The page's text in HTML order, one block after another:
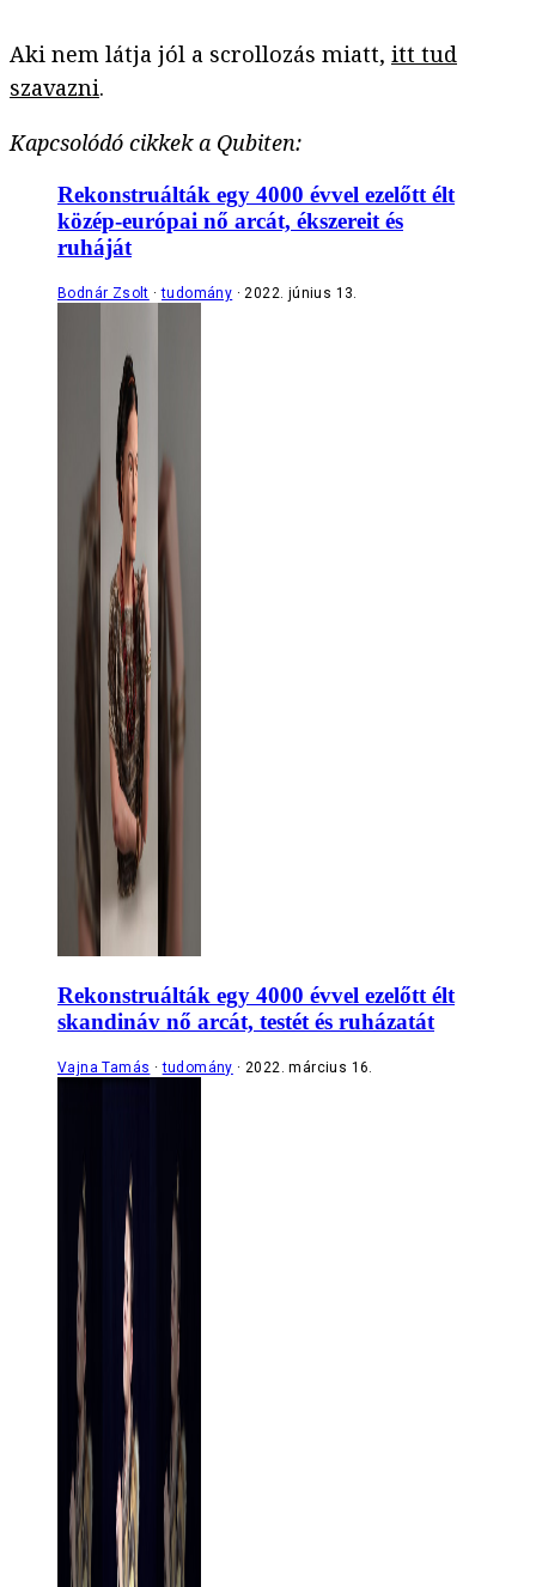
Aki nem látja jól a scrollozás miatt, itt tud
szavazni.
Kapcsolódó cikkek a Qubiten:
Rekonstruálták egy 4000 évvel ezelőtt élt
közép-európai nő arcát, ékszereit és
ruháját
Bodnár Zsolt tudomány 2022. június 13.
Rekonstruálták egy 4000 évvel ezelőtt élt
skandináv nő arcát, testét és ruházatát
Vajna Tamás tudomány 2022. március 16.